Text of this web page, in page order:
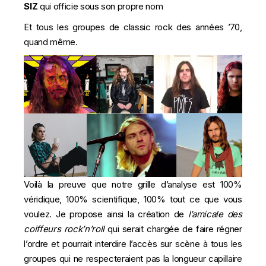
SIZ qui officie sous son propre nom
Et tous les groupes de classic rock des années ’70,
quand même.
Voilà la preuve que notre grille d’analyse est 100%
véridique, 100% scientifique, 100% tout ce que vous
voulez. Je propose ainsi la création de l’amicale des
coiffeurs rock’n’rollqui serait chargée de faire régner
l’ordre et pourrait interdire l’accès sur scène à tous les
groupes qui ne respecteraient pas la longueur capillaire